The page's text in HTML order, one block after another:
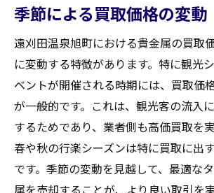
季節による買取価格の変動
遠刈田温泉旭町における貴金属の買取
に変動する特徴があります。特に観光
ベントが開催される時期には、買取価
が一般的です。これは、観光客の流入
するためであり、業者側も高価買取を
春や秋の行楽シーズンは特に買取に出
です。季節の変動を見越して、最適な
属を売却することが、より良い取引を